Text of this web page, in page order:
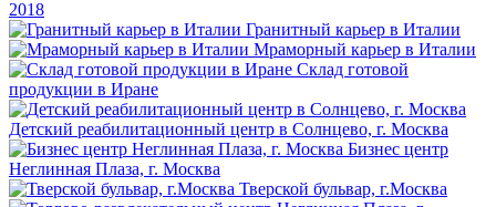
2018
Гранитный карьер в Италии
Мраморный карьер в Италии
Склад готовой
продукции в Иране
Детский реабилитационный центр в Солнцево, г. Москва
Бизнес центр
Неглинная Плаза, г. Москва
Тверской бульвар, г.Москва